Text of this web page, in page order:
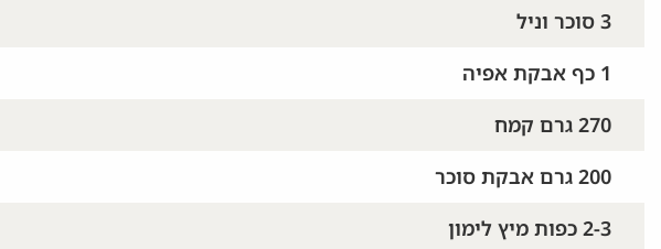
3 סוכר וניל
1 כף אבקת אפיה
270 גרם קמח
200 גרם אבקת סוכר
2-3 כפות מיץ לימון